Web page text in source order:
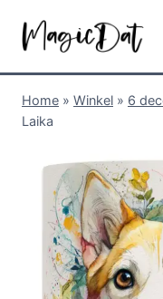
Home » Winkel » 6
Laika